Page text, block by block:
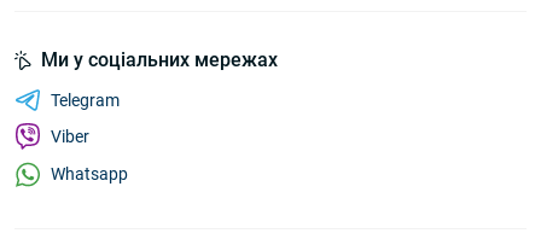
Ми у соціальних мережах
Telegram
Viber
Whatsapp